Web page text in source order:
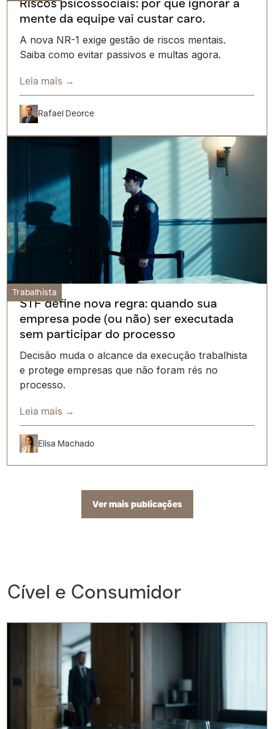
Riscos psicossociais: por que ignorar a
mente da equipe vai custar caro.
A nova NR-1 exige gestão de riscos mentais.
Saiba como evitar passivos e multas agora.
Leia mais →
Rafael Deorce
Trabalhista
STF define nova regra: quando sua
empresa pode (ou não) ser executada
sem participar do processo
Decisão muda o alcance da execução trabalhista
e protege empresas que não foram rés no
processo.
Leia mais →
Elisa Machado
Ver mais publicações
Cível e Consumidor